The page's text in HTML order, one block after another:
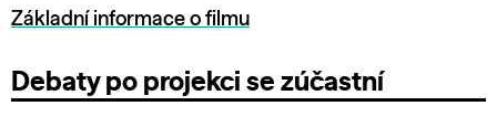
Základní informace o filmu
Debaty po projekci se zúčastní